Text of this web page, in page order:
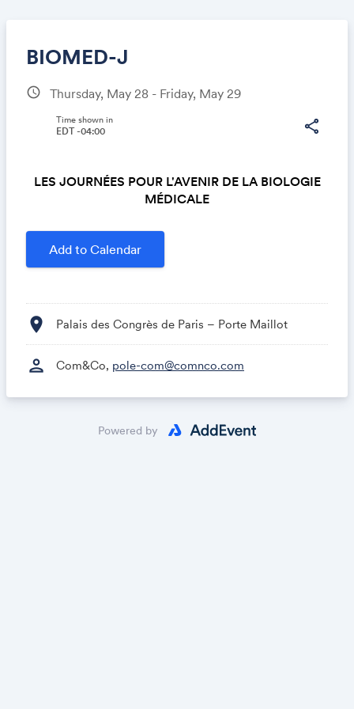
BIOMED-J
schedule Thursday, May 28 - Friday, May 29
share
Time shown in
EDT -04:00
LES JOURNÉES POUR L'AVENIR DE LA BIOLOGIE
MÉDICALE
Add to Calendar
location_on Palais des Congrès de Paris – Porte Maillot
person Com&Co, pole-com@comnco.com
Share
Link:
Powered by